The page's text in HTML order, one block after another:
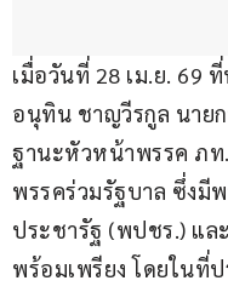
เมื่อวันที่ 28 เม.ย. 69
อนุทิน ชาญวีรกูล นาย
ฐานะหัวหน้าพรรค ภท
พรรคร่วมรัฐบาล ซึ่งมี
ประชารัฐ (พปชร.) แล
พร้อมเพรียง โดยในที่